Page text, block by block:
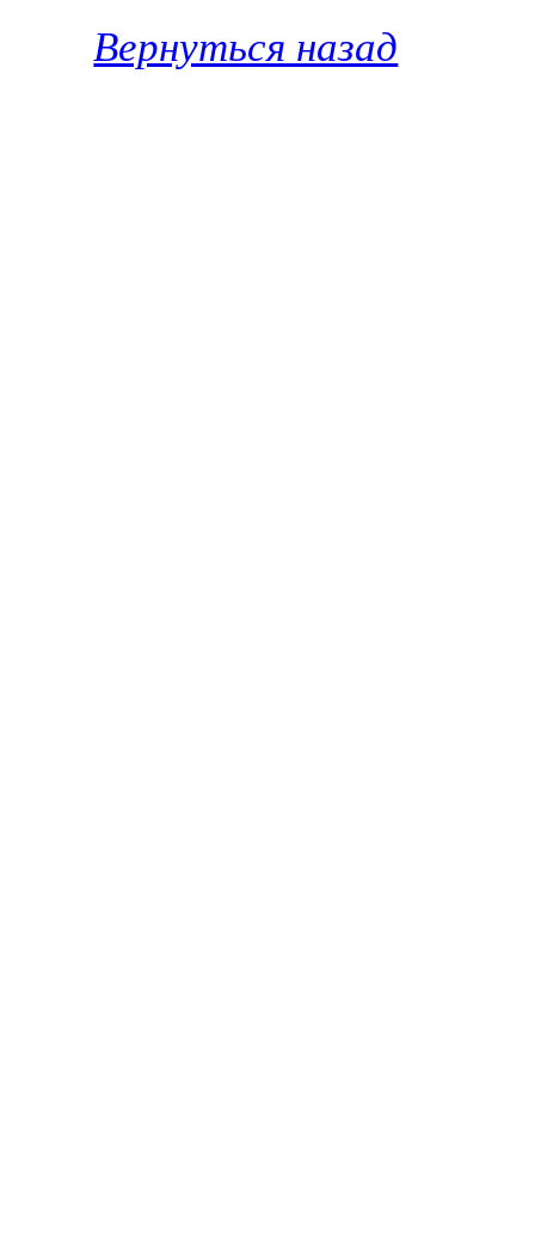
Вернуться назад